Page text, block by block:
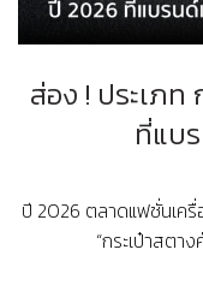
ส่อง ! ประเภ
ที่แบ
ปี 2026 ตลาดแฟชั่นเครื่
“กระเป๋าสตา